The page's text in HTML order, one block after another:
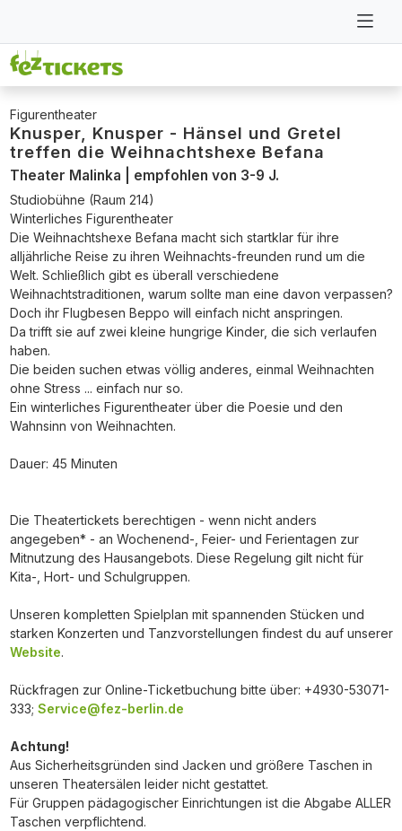
Figurentheater
Knusper, Knusper - Hänsel und Gretel
treffen die Weihnachtshexe Befana
Theater Malinka | empfohlen von 3-9 J.
Studiobühne (Raum 214)
Winterliches Figurentheater
Die Weihnachtshexe Befana macht sich startklar für ihre
alljährliche Reise zu ihren Weihnachts-freunden rund um die
Welt. Schließlich gibt es überall verschiedene
Weihnachtstraditionen, warum sollte man eine davon verpassen?
Doch ihr Flugbesen Beppo will einfach nicht anspringen.
Da trifft sie auf zwei kleine hungrige Kinder, die sich verlaufen
haben.
Die beiden suchen etwas völlig anderes, einmal Weihnachten
ohne Stress ... einfach nur so.
Ein winterliches Figurentheater über die Poesie und den
Wahnsinn von Weihnachten.
Dauer: 45 Minuten
Die Theatertickets berechtigen - wenn nicht anders
angegeben* - an Wochenend-, Feier- und Ferientagen zur
Mitnutzung des Hausangebots. Diese Regelung gilt nicht für
Kita-, Hort- und Schulgruppen.
Unseren kompletten Spielplan mit spannenden Stücken und
starken Konzerten und Tanzvorstellungen findest du auf unserer
Website.
Rückfragen zur Online-Ticketbuchung bitte über: +4930-53071-
333; Service@fez-berlin.de
Achtung!
Aus Sicherheitsgründen sind Jacken und größere Taschen in
unseren Theatersälen leider nicht gestattet.
Für Gruppen pädagogischer Einrichtungen ist die Abgabe ALLER
Taschen verpflichtend.